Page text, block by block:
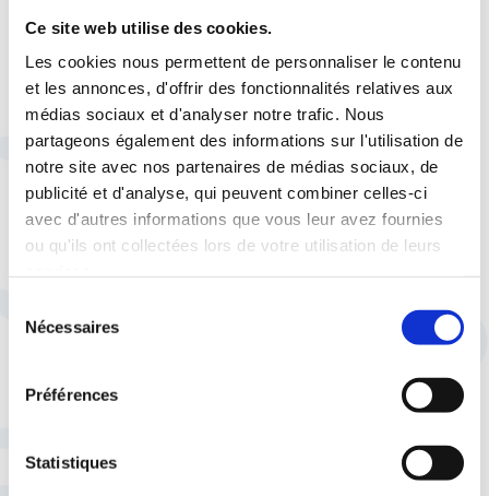
Ce site web utilise des cookies.
Les cookies nous permettent de personnaliser le contenu
et les annonces, d'offrir des fonctionnalités relatives aux
médias sociaux et d'analyser notre trafic. Nous
partageons également des informations sur l'utilisation de
notre site avec nos partenaires de médias sociaux, de
publicité et d'analyse, qui peuvent combiner celles-ci
avec d'autres informations que vous leur avez fournies
ou qu'ils ont collectées lors de votre utilisation de leurs
Nécessaires
Préférences
Statistiques
Ce contrat « Protection juridique vie au travail »
Voir plus
La formation syndicale
Quel que soit mon niveau d’implication, je trouve
les formations qui me correspondent. Parce qu’un
confiance
Besoin de trouver un stage de troisième, une